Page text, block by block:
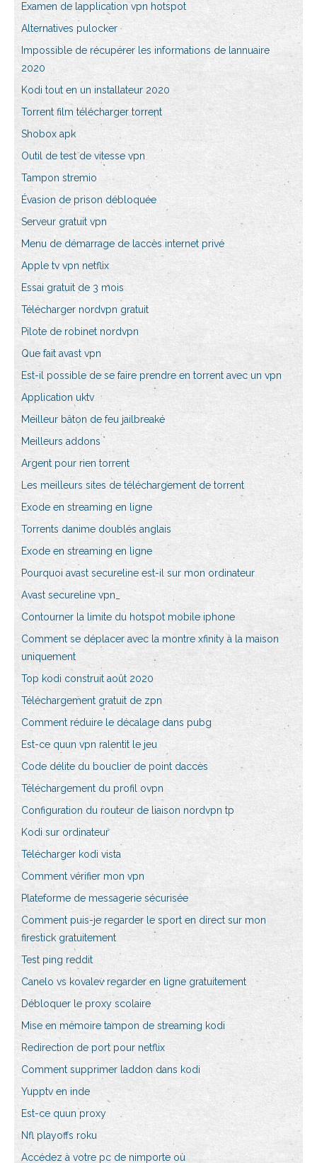
Examen de lapplication vpn hotspot
Alternatives pulocker
Impossible de récupérer les informations de lannuaire
2020
Kodi tout en un installateur 2020
Torrent film télécharger torrent
Shobox apk
Outil de test de vitesse vpn
Tampon stremio
Évasion de prison débloquée
Serveur gratuit vpn
Menu de démarrage de laccès internet privé
Apple tv vpn netflix
Essai gratuit de 3 mois
Télécharger nordvpn gratuit
Pilote de robinet nordvpn
Que fait avast vpn
Est-il possible de se faire prendre en torrent avec un vpn
Application uktv
Meilleur bâton de feu jailbreaké
Meilleurs addons
Argent pour rien torrent
Les meilleurs sites de téléchargement de torrent
Exode en streaming en ligne
Torrents danime doublés anglais
Exode en streaming en ligne
Pourquoi avast secureline est-il sur mon ordinateur
Avast secureline vpn_
Contourner la limite du hotspot mobile iphone
Comment se déplacer avec la montre xfinity à la maison
uniquement
Top kodi construit août 2020
Téléchargement gratuit de zpn
Comment réduire le décalage dans pubg
Est-ce quun vpn ralentit le jeu
Code délite du bouclier de point daccès
Téléchargement du profil ovpn
Configuration du routeur de liaison nordvpn tp
Kodi sur ordinateur
Télécharger kodi vista
Comment vérifier mon vpn
Plateforme de messagerie sécurisée
Comment puis-je regarder le sport en direct sur mon
firestick gratuitement
Test ping reddit
Canelo vs kovalev regarder en ligne gratuitement
Débloquer le proxy scolaire
Mise en mémoire tampon de streaming kodi
Redirection de port pour netflix
Comment supprimer laddon dans kodi
Yupptv en inde
Est-ce quun proxy
Nfl playoffs roku
Accédez à votre pc de nimporte où